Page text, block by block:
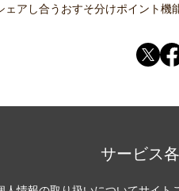
ェアし合う おすそ分けポイント機
サービス